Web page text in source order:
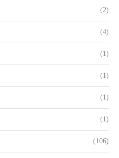
(2)
(4)
(1)
(1)
(1)
(1)
(106)